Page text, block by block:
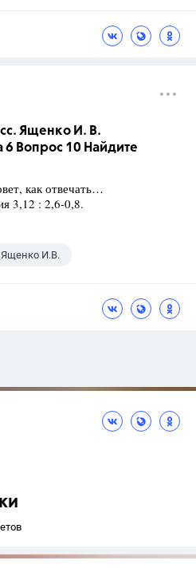
Ященко И. В.
6 Вопрос 10 Найдите
как отвечать…
3,12 : 2,6-0,8.
Ященко И.В.